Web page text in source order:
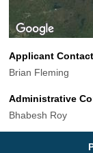
Applicant
Brian Fleming
Administrative
Bhabesh Roy